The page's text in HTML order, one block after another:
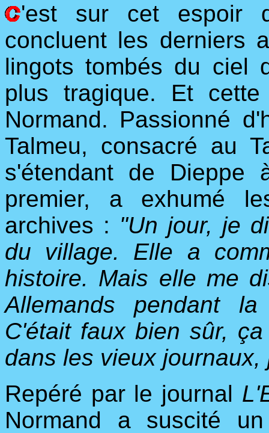
'est sur cet espoir
concluent les derniers
lingots tombés du ciel
plus tragique. Et
Normand. Passionné
Talmeu, consacré au
s'étendant de Dieppe
premier, a exhumé
archives : "Un jour, je
du village. Elle a
histoire. Mais elle me
Allemands pendant
C'était faux bien sûr,
dans les vieux
Repéré par le journal
Normand a suscité